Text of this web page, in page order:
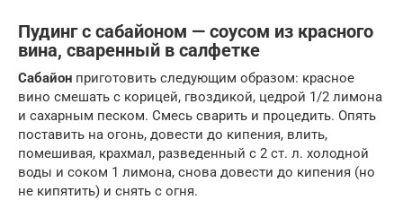
Пудинг с сабайоном — соусом из красного
вина, сваренный в салфетке
Сабайон приготовить следующим образом: красное
вино смешать с корицей, гвоздикой, цедрой 1/2 лимона
и сахарным песком. Смесь сварить и процедить. Опять
поставить на огонь, довести до кипения, влить,
помешивая, крахмал, разведенный с 2 ст. л. холодной
воды и соком 1 лимона, снова довести до кипения (но
не кипятить) и снять с огня.